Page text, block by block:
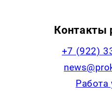
Контакты
+7 (922)
Работа